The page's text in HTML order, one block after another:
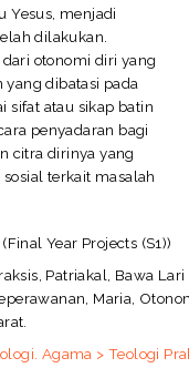
Yesus, menjadi
dilakukan.
otonomi diri yang
yang dibatasi pada
sifat atau sikap batin
penyadaran bagi
citra dirinya yang
terkait masalah
Year Projects (S1))
Patriakal, Bawa Lari
Maria,
Agama > Teologi